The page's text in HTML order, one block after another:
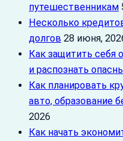
путешественникам
Несколько
долгов 28 июня,
Как защитить себя
и распознать
Как планировать
авто, образование
2026
Как начать